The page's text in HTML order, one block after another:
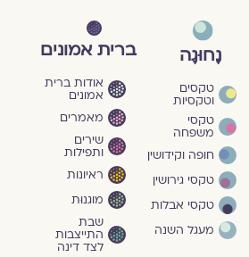
נָחוּגָה
טקסים
וטקסיות
טקסי
משפחה
חופה וקידושין
טקסי גירושין
טקסי אבלות
מעגל השנה
ברית אמונים
אודות ברית
אמונים
מאמרים
שירים
ותפילות
ראיונות
מוגנוּת
שבת
התייצבות
לצד דינה